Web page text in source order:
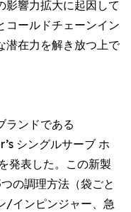
影響力拡大に起因して
コールドチェーンイン
潜在力を解き放つ上で
ランドである
シングルサーブ ホ
発表した。この新製
の調理方法（袋ごと
/インピンジャー、急